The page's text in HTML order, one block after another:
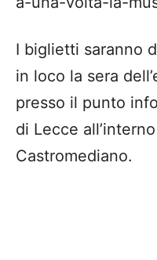
I biglietti saranno
in loco la sera
presso il punto
di Lecce
Castromediano.